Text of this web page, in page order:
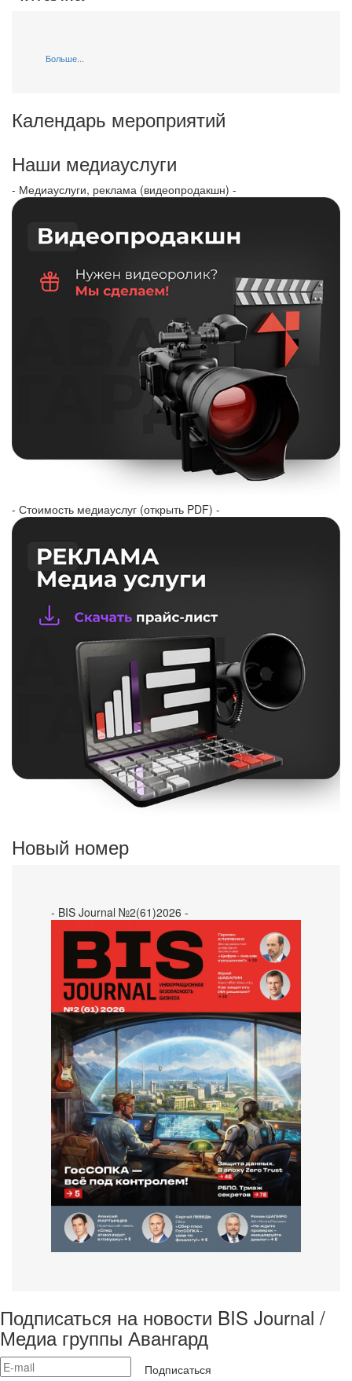
Больше...
Календарь мероприятий
Наши медиауслуги
- Медиауслуги, реклама (видеопродакшн) -
- Стоимость медиауслуг (открыть PDF) -
Новый номер
- BIS Journal №2(61)2026 -
Подписаться на новости BIS Journal /
Медиа группы Авангард
Подписаться